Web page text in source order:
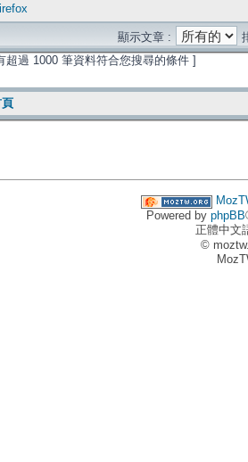
顯示文章 :
超過 1000 筆資料符合您搜尋的條件 ]
Powered by phpBB
正體中文
©